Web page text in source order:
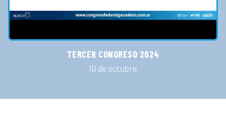
TERCER CONGRESO 2024
10 de octubre